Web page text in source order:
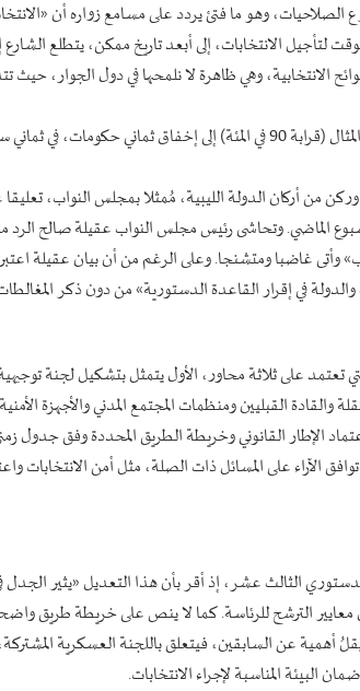
الصلاحيات، وهو ما فتئ يردد على مسامع زواره أن
الانتخابات، إلى أبعد تاريخ ممكن، يتطلع الشارع
في اللوائح الانتخابية، وهي ظاهرة لا نلمحها في دول الجوار،
وتُعزى نسبة العزوف اللافتة في تونس على سبيل المثال (قرابة 90 في المئة) إلى إخفاق
من أركان الدولة الليبية، مُمثلا بمجلس النواب،
الماضي. وتحاشى رئيس مجلس النواب عقيلة صالح الرد
وأتى غاضبا ومتشنجا. وعلى الرغم من أن بيان عقيلة
في إقرار القاعدة الدستورية» من دون ذكر
على ثلاثة محاور، الأول يتمثل بتشكيل لجنة
القبليين ومنظمات المجتمع المدني والأجهزة
الإطار القانوني وخريطة الطريق المحددة وفق جدول
الآراء على المسائل ذات الصلة، مثل أمن الانتخابات
الثالث عشر، إذ أقر بأن هذا التعديل «يثير
معايير الترشح للرئاسة. كما لا ينص على خريطة طريق
الذي لا يقلُ أهمية عن السابقين، فيتعلق باللجنة العسكرية
البيئة المناسبة لإجراء الانتخابات.